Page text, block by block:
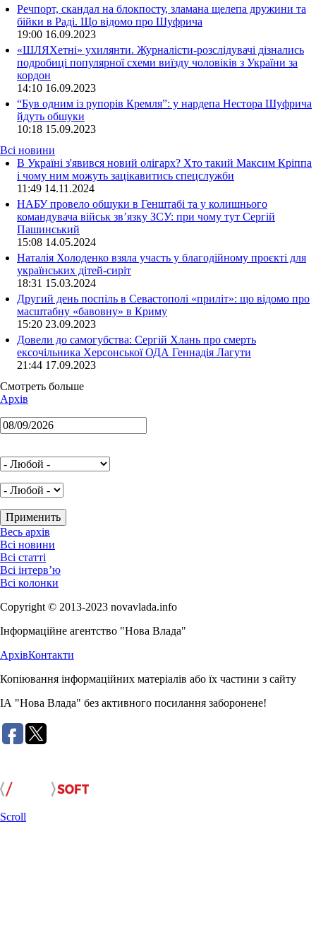
Речпорт, скандал на блокпосту, зламана щелепа дружини та
бійки в Раді. Що відомо про Шуфрича
19:00 16.09.2023
«ШЛЯХетні» ухилянти. Журналісти-розслідувачі дізнались
подробиці популярної схеми виїзду чоловіків з України за
кордон
14:10 16.09.2023
“Був одним із рупорів Кремля”: у нардепа Нестора Шуфрича
йдуть обшуки
10:18 15.09.2023
Всі новини
В Україні з'явився новий олігарх? Хто такий Максим Кріппа
і чому ним можуть зацікавитись спецслужби
11:49 14.11.2024
НАБУ провело обшуки в Генштабі та у колишнього
командувача військ зв’язку ЗСУ: при чому тут Сергій
Пашинський
15:08 14.05.2024
Наталія Холоденко взяла участь у благодійному проєкті для
українських дітей-сиріт
18:31 15.03.2024
Другий день поспіль в Севастополі «приліт»: що відомо про
масштабну «бавовну» в Криму
15:20 23.09.2023
Довели до самогубства: Сергій Хлань про смерть
ексочільника Херсонської ОДА Геннадія Лагути
21:44 17.09.2023
Смотреть больше
Архів
Весь архів
Всі новини
Всі статті
Всі інтерв’ю
Всі колонки
Copyright © 2013-2023 novavlada.info
Інформаційне агентство "Нова Влада"
АрхівКонтакти
Копіювання інформаційних матеріалів або їх частини з сайту
ІА "Нова Влада" без активного посилання заборонене!
Scroll